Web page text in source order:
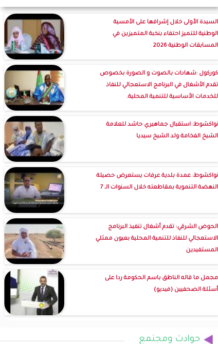
السيدة الأولى خلال إشرافها على الأمسية
الوطنية للتميز احتفاء بنخبة المتميزين في
المسابقات الوطنية 2026
كوركول :شهادات بالصوت و الصورة بخصوص
تقدم الأشغال في البرنامج الاستعجالي للنفاذ
للخدمات الأساسية للتنمية المحلية.
نواكشوط: استقبال جماهيري حاشد للعلامة
الشيخ الفخامة ولد الشيخ سيديا
نواكشوط: عمدة بلدية عرفات يستعرض حصيلة
النهضة التنموية بمقاطعته خلال السنوات الـ 7
الحوض الشرقي: تقدم أشغال تنفيذ البرنامج
الاستعجالي للنفاذ للتنمية المحلية بعيون ممثلي
المستفيدين
مجمل ما قاله الناطق باسم الحكومة ردا على
أسئلة الصحفيين (فيديو)
حوادث ومجتمع